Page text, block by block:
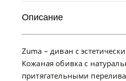
Описание
Zuma – диван с
Кожаная обивка с
притягательными